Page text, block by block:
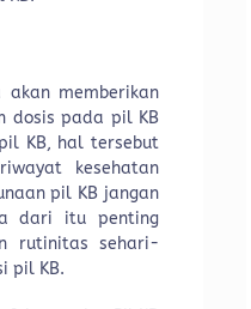
akan memberikan
dosis pada pil KB
KB, hal tersebut
kesehatan
pil KB jangan
dari itu penting
rutinitas sehari-
pil KB.